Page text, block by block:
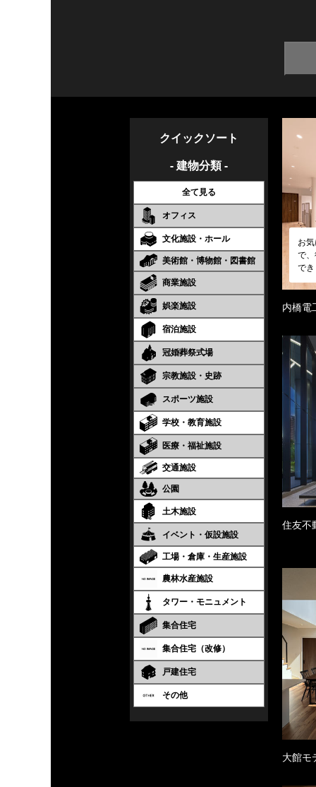
クイックソート
- 建物分類 -
全て見る
オフィス
文化施設・ホール
美術館・博物館・図書館
商業施設
娯楽施設
宿泊施設
冠婚葬祭式場
宗教施設・史跡
スポーツ施設
学校・教育施設
医療・福祉施設
交通施設
公園
土木施設
イベント・仮設施設
工場・倉庫・生産施設
農林水産施設
タワー・モニュメント
集合住宅
集合住宅（改修）
戸建住宅
その他
お
で
で
内橋電
住友不
大館モ